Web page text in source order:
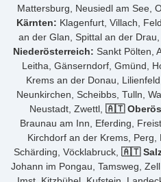
Mattersburg, Neusiedl am See,
Kärnten: Klagenfurt, Villach,
an der Glan, Spittal an der
Niederösterreich: Sankt Pölten,
Leitha, Gänserndorf, Gmünd,
Krems an der Donau,
Neunkirchen, Scheibbs, Tulln,
Neustadt, Zwettl, 🇦🇹
Braunau am Inn, Eferding,
Kirchdorf an der Krems, Perg,
Schärding, Vöcklabruck, 🇦🇹
Johann im Pongau, Tamsweg, Zell